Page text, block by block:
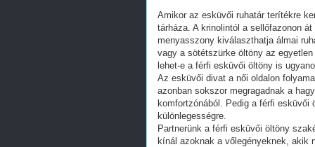
Amikor az esküvői ruhatár terítékre
tárháza. A krinolintól a sellőfazonon
menyasszony kiválaszthatja álmai
vagy a sötétszürke öltöny az
lehet-e a férfi esküvői öltöny is
Az esküvői divat a női oldalon
azonban sokszor megragadnak a
komfortzónából. Pedig a férfi esküvői
különlegességre.
Partnerünk a férfi esküvői öltöny
kínál azoknak a vőlegényeknek, akik